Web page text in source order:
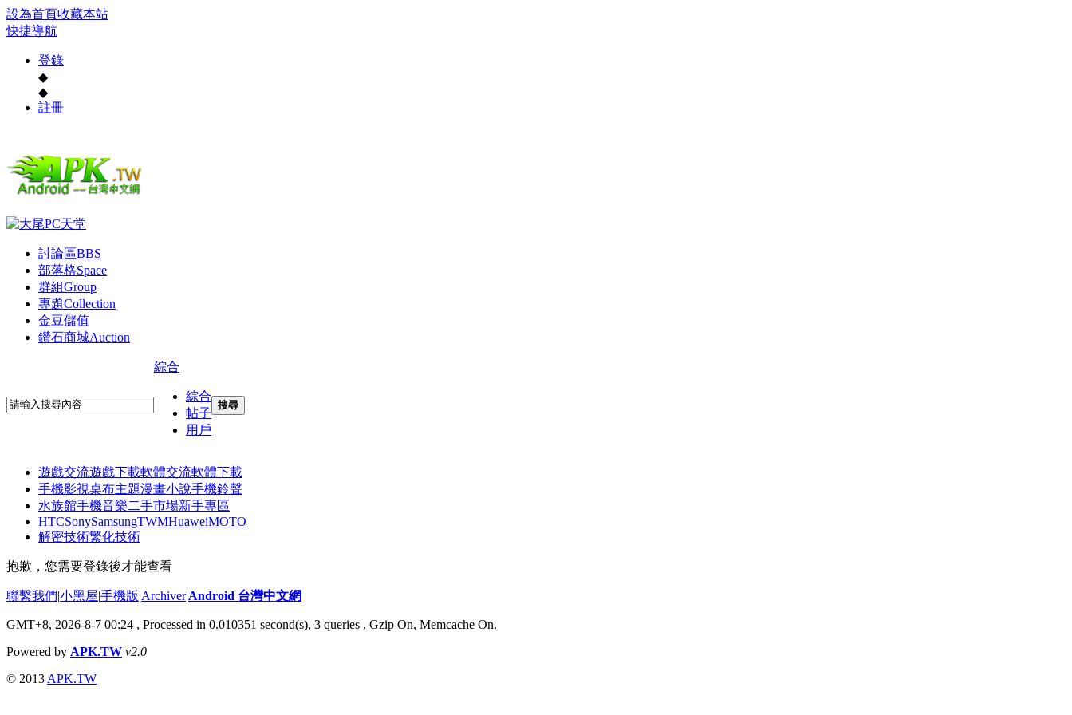
設為首頁收藏本站
快捷導航
登錄
◆
◆
註冊
討論區BBS
部落格Space
群組Group
專題Collection
金豆儲值
鑽石商城Auction
綜合
綜合
帖子
用戶
搜尋
遊戲交流遊戲下載軟體交流軟體下載
手機影視桌布主題漫畫小說手機鈴聲
水族館手機音樂二手市場新手專區
HTCSonySamsungTWMHuaweiMOTO
解密技術繁化技術
抱歉，您需要登錄後才能查看
聯繫我們|小黑屋|手機版|Archiver|Android 台灣中文網
GMT+8, 2026-8-7 00:24 , Processed in 0.010351 second(s), 3 queries , Gzip On, Memcache On.
Powered by APK.TW v2.0
© 2013 APK.TW